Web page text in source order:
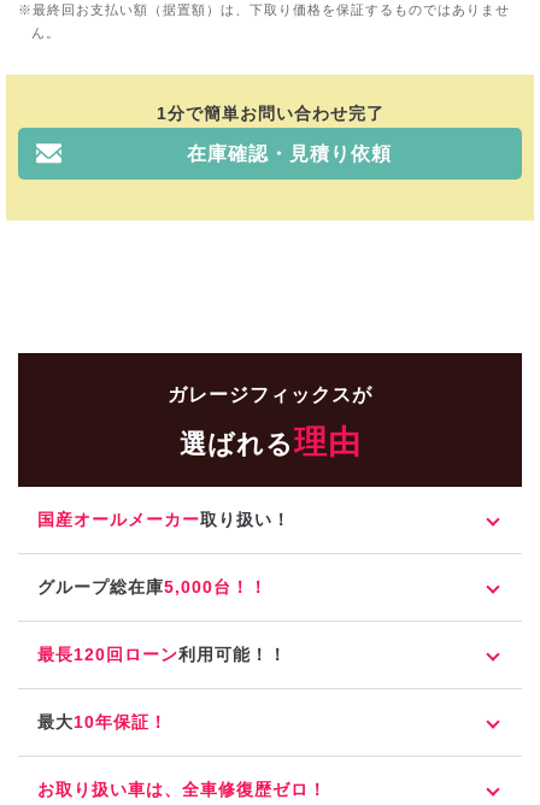
最終回お支払い額（据置額）は、下取り価格を保証するものではありませ
ん。
1分で簡単お問い合わせ完了
在庫確認・見積り依頼
ガレージフィックスが
選ばれる理由
国産オールメーカー取り扱い！
グループ総在庫5,000台！！
最長120回ローン利用可能！！
最大10年保証！
お取り扱い車は、全車修復歴ゼロ！